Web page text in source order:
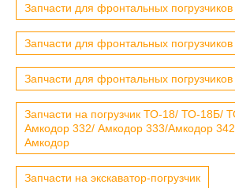
Запчасти для фронтальных погрузчиков
Запчасти для фронтальных
Запчасти для фронтальных
Запчасти на погрузчик ТО-18/ ТО-18Б/
Амкодор 332/ Амкодор 333/Амкодор
Амкодор
Запчасти на экскаватор-погрузчик